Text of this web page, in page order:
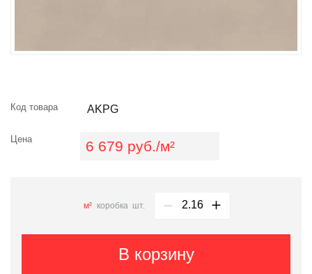
Код товара AKPG
Цена 6 679 руб./м²
м² коробка шт.
В корзину